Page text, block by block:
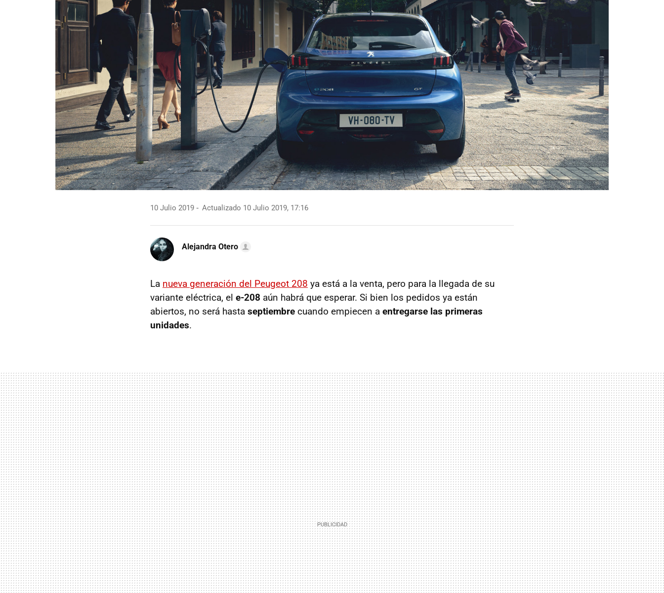
10 Julio 2019 Actualizado 10 Julio 2019, 17:16
Alejandra Otero
La nueva generación del Peugeot 208 ya está a la venta, pero para la llegada de su
variante eléctrica, el e-208 aún habrá que esperar. Si bien los pedidos ya están
abiertos, no será hasta septiembre cuando empiecen a entregarse las primeras
unidades.